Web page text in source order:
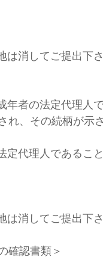
は消してご提出下
年者の法定代理人
れ、その続柄が示
定代理人であるこ
は消してご提出下
確認書類＞